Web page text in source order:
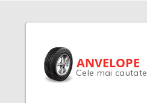
ANVELOPE
Cele mai cautate